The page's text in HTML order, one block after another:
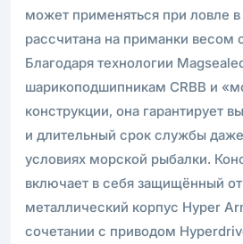
может применяться при ловле
рассчитана на приманки весом
Благодаря технологии
шарикоподшипникам CRBB и
конструкции, она гарантирует
и длительный срок службы
условиях морской рыбалки.
включает в себя защищённый
металлический корпус Hyper
сочетании с приводом